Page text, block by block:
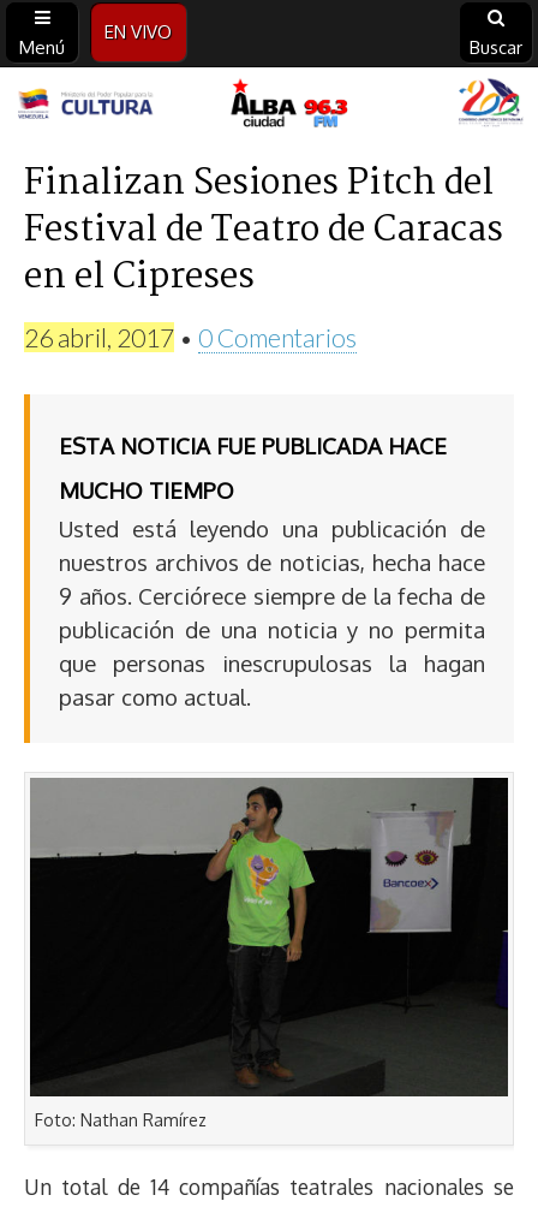
Menú
EN VIVO
Buscar
Alba
Ciudad
96.3
FM
Finalizan Sesiones Pitch del
Festival de Teatro de Caracas
en el Cipreses
26 abril, 2017 • 0 Comentarios
ESTA NOTICIA FUE PUBLICADA HACE
MUCHO TIEMPO
Usted está leyendo una publicación de
nuestros archivos de noticias, hecha hace
9 años. Cerciórece siempre de la fecha de
publicación de una noticia y no permita
que personas inescrupulosas la hagan
pasar como actual.
Foto: Nathan Ramírez
Un total de 14 compañías teatrales nacionales se